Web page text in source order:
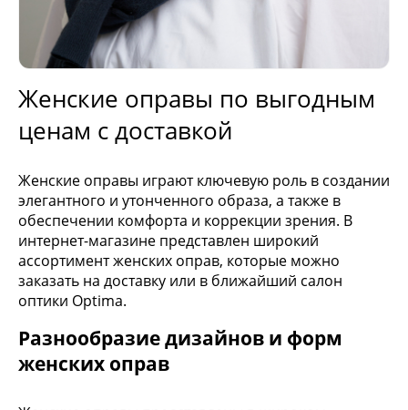
Женские оправы по выгодным
ценам с доставкой
Женские оправы играют ключевую роль в создании
элегантного и утонченного образа, а также в
обеспечении комфорта и коррекции зрения. В
интернет-магазине представлен широкий
ассортимент женских оправ, которые можно
заказать на доставку или в ближайший салон
оптики Optima.
Разнообразие дизайнов и форм
женских оправ